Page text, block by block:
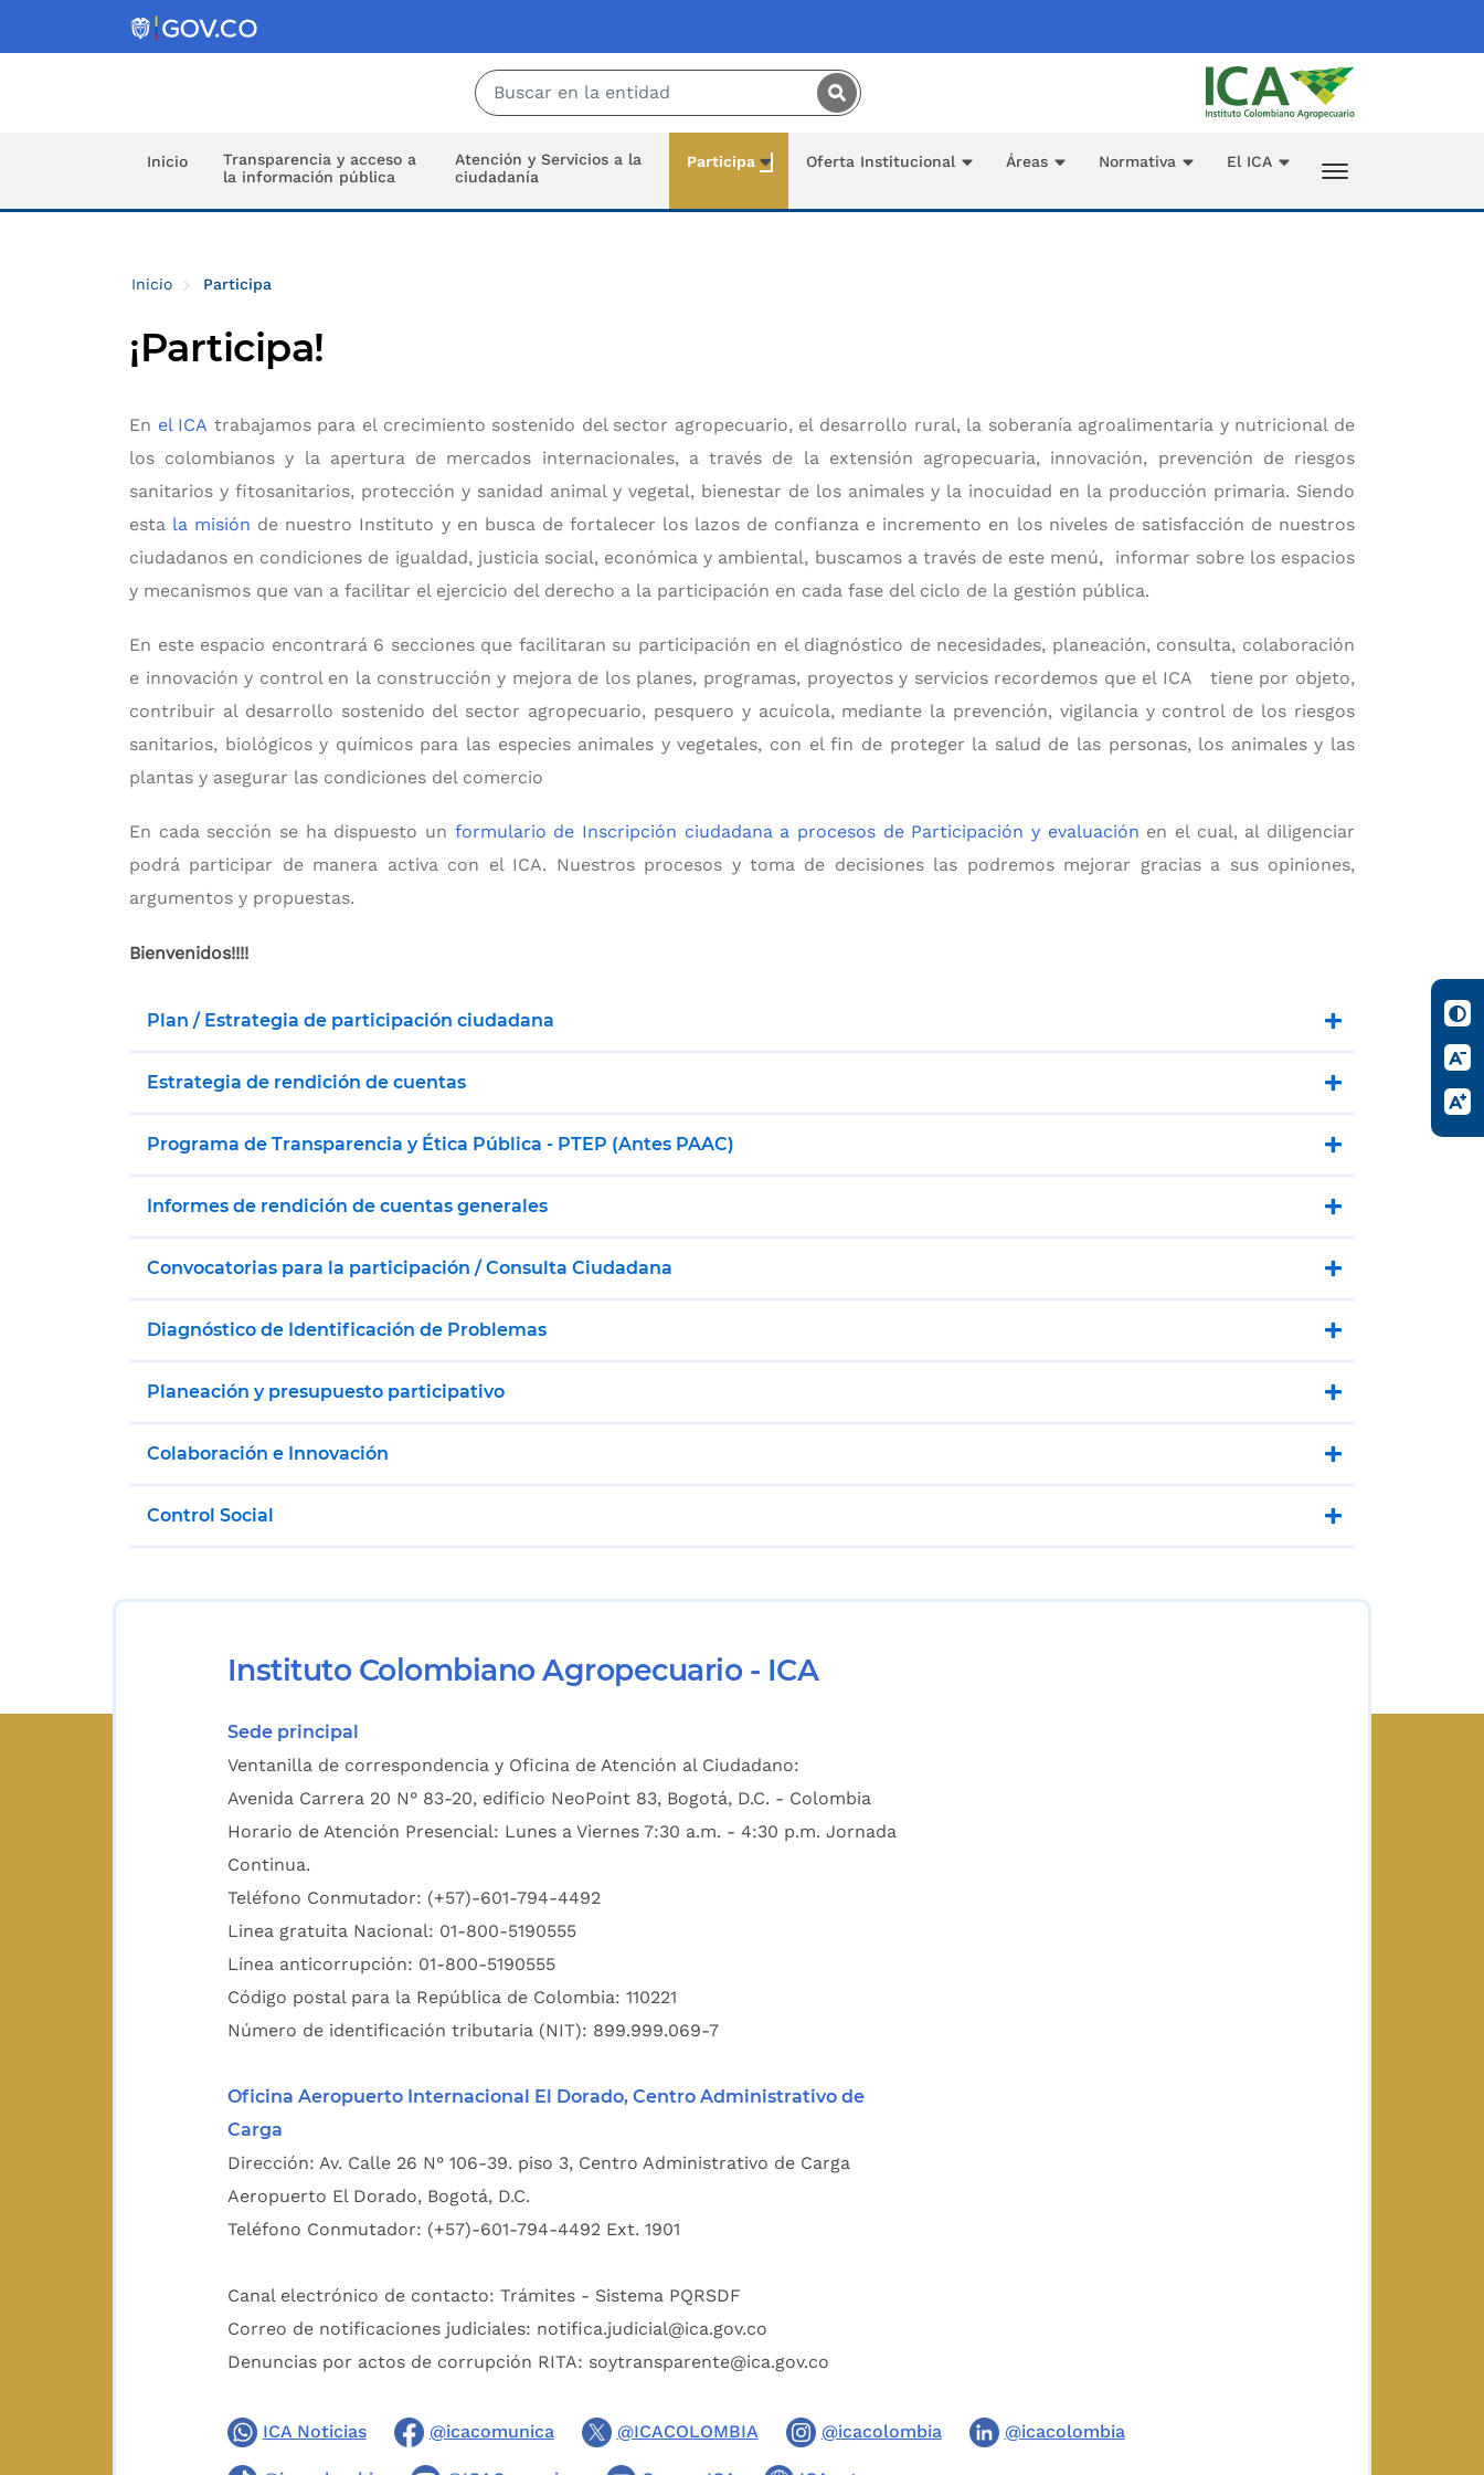
Inicio
Transparencia y acceso a
la información pública
Atención y Servicios a la
ciudadanía
Participa Oferta Institucional Áreas Normativa El ICA
Inicio Participa
¡Participa!
En el ICA trabajamos para el crecimiento sostenido del sector agropecuario, el desarrollo rural, la soberanía agroalimentaria y nutricional de
los colombianos y la apertura de mercados internacionales, a través de la extensión agropecuaria, innovación, prevención de riesgos
sanitarios y fitosanitarios, protección y sanidad animal y vegetal, bienestar de los animales y la inocuidad en la producción primaria. Siendo
esta la misión de nuestro Instituto y en busca de fortalecer los lazos de confianza e incremento en los niveles de satisfacción de nuestros
ciudadanos en condiciones de igualdad, justicia social, económica y ambiental, buscamos a través de este menú, informar sobre los espacios
y mecanismos que van a facilitar el ejercicio del derecho a la participación en cada fase del ciclo de la gestión pública.
En este espacio encontrará 6 secciones que facilitaran su participación en el diagnóstico de necesidades, planeación, consulta, colaboración
e innovación y control en la construcción y mejora de los planes, programas, proyectos y servicios recordemos que el ICA tiene por objeto,
contribuir al desarrollo sostenido del sector agropecuario, pesquero y acuícola, mediante la prevención, vigilancia y control de los riesgos
sanitarios, biológicos y químicos para las especies animales y vegetales, con el fin de proteger la salud de las personas, los animales y las
plantas y asegurar las condiciones del comercio
En cada sección se ha dispuesto un formulario de Inscripción ciudadana a procesos de Participación y evaluación en el cual, al diligenciar
podrá participar de manera activa con el ICA. Nuestros procesos y toma de decisiones las podremos mejorar gracias a sus opiniones,
argumentos y propuestas.
Bienvenidos!!!!
Plan / Estrategia de participación ciudadana
Estrategia de rendición de cuentas
Programa de Transparencia y Ética Pública - PTEP (Antes PAAC)
Informes de rendición de cuentas generales
Convocatorias para la participación / Consulta Ciudadana
Diagnóstico de Identificación de Problemas
Planeación y presupuesto participativo
Colaboración e Innovación
Control Social
Instituto Colombiano Agropecuario - ICA
Sede principal
Ventanilla de correspondencia y Oficina de Atención al Ciudadano:
Avenida Carrera 20 N° 83-20, edificio NeoPoint 83, Bogotá, D.C. - Colombia
Horario de Atención Presencial: Lunes a Viernes 7:30 a.m. - 4:30 p.m. Jornada
Continua.
Teléfono Conmutador: (+57)-601-794-4492
Linea gratuita Nacional: 01-800-5190555
Línea anticorrupción: 01-800-5190555
Código postal para la República de Colombia: 110221
Número de identificación tributaria (NIT): 899.999.069-7
Oficina Aeropuerto Internacional El Dorado, Centro Administrativo de
Carga
Dirección: Av. Calle 26 N° 106-39. piso 3, Centro Administrativo de Carga
Aeropuerto El Dorado, Bogotá, D.C.
Teléfono Conmutador: (+57)-601-794-4492 Ext. 1901
Canal electrónico de contacto: Trámites - Sistema PQRSDF
Correo de notificaciones judiciales: notifica.judicial@ica.gov.co
Denuncias por actos de corrupción RITA: soytransparente@ica.gov.co
ICA Noticias @icacomunica @ICACOLOMBIA @icacolombia @icacolombia